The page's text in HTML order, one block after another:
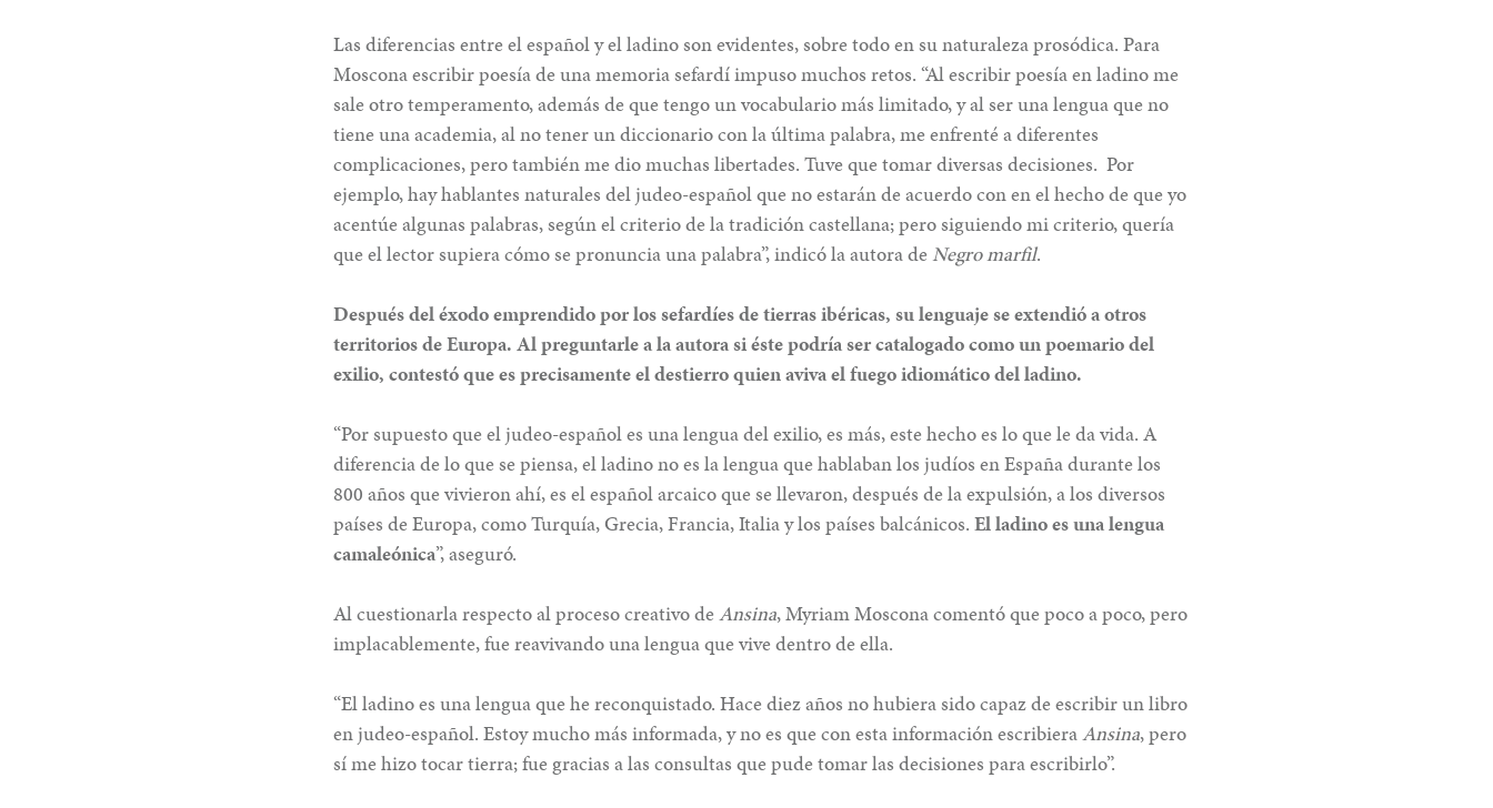
Las diferencias entre el español y el ladino son evidentes, sobre todo en su naturaleza prosódica. Para
Moscona escribir poesía de una memoria sefardí impuso muchos retos. “Al escribir poesía en ladino me
sale otro temperamento, además de que tengo un vocabulario más limitado, y al ser una lengua que no
tiene una academia, al no tener un diccionario con la última palabra, me enfrenté a diferentes
complicaciones, pero también me dio muchas libertades. Tuve que tomar diversas decisiones. Por
ejemplo, hay hablantes naturales del judeo-español que no estarán de acuerdo con en el hecho de que yo
acentúe algunas palabras, según el criterio de la tradición castellana; pero siguiendo mi criterio, quería
que el lector supiera cómo se pronuncia una palabra”, indicó la autora de Negro marfil.
Después del éxodo emprendido por los sefardíes de tierras ibéricas, su lenguaje se extendió a otros
territorios de Europa. Al preguntarle a la autora si éste podría ser catalogado como un poemario del
exilio, contestó que es precisamente el destierro quien aviva el fuego idiomático del ladino.
“Por supuesto que el judeo-español es una lengua del exilio, es más, este hecho es lo que le da vida. A
diferencia de lo que se piensa, el ladino no es la lengua que hablaban los judíos en España durante los
800 años que vivieron ahí, es el español arcaico que se llevaron, después de la expulsión, a los diversos
países de Europa, como Turquía, Grecia, Francia, Italia y los países balcánicos. El ladino es una lengua
camaleónica”, aseguró.
Al cuestionarla respecto al proceso creativo de Ansina, Myriam Moscona comentó que poco a poco, pero
implacablemente, fue reavivando una lengua que vive dentro de ella.
“El ladino es una lengua que he reconquistado. Hace diez años no hubiera sido capaz de escribir un libro
en judeo-español. Estoy mucho más informada, y no es que con esta información escribieraAnsina, pero
sí me hizo tocar tierra; fue gracias a las consultas que pude tomar las decisiones para escribirlo”.